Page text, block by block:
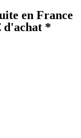
en France
d'achat *